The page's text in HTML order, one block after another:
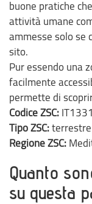
buone pratiche
attività umane
ammesse solo se
sito.
Pur essendo una
facilmente
permette di
Codice ZSC:
Tipo ZSC:terrestre
Regione ZSC:
Quanto
su questa